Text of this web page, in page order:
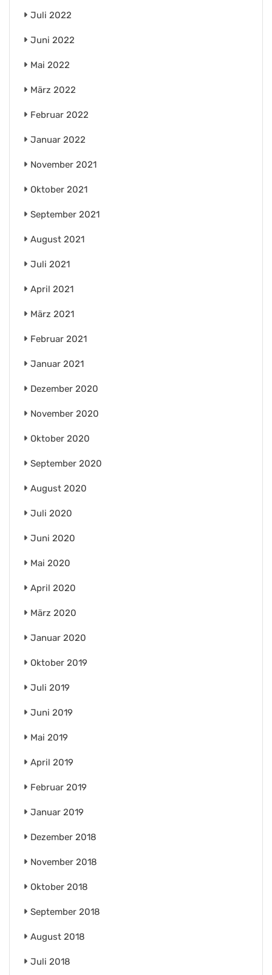
Juli 2022
Juni 2022
Mai 2022
März 2022
Februar 2022
Januar 2022
November 2021
Oktober 2021
September 2021
August 2021
Juli 2021
April 2021
März 2021
Februar 2021
Januar 2021
Dezember 2020
November 2020
Oktober 2020
September 2020
August 2020
Juli 2020
Juni 2020
Mai 2020
April 2020
März 2020
Januar 2020
Oktober 2019
Juli 2019
Juni 2019
Mai 2019
April 2019
Februar 2019
Januar 2019
Dezember 2018
November 2018
Oktober 2018
September 2018
August 2018
Juli 2018